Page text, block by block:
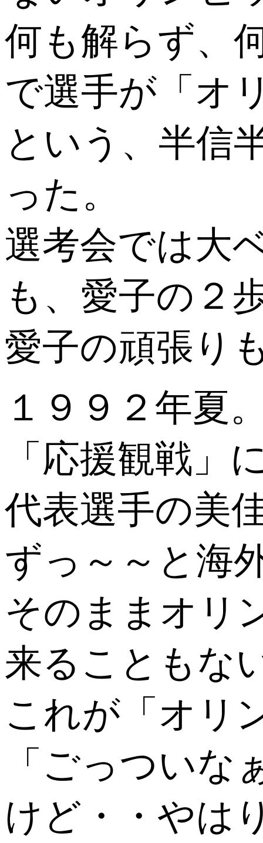
何も解らず、
で選手が「オ
という、半信
った。
選考会では大
も、愛子の２
愛子の頑張り
１９９２年夏
「応援観戦」
代表選手の美
ずっ～～と海
そのままオリ
来ることもな
これが「オリ
「ごっつい
けど・・やは